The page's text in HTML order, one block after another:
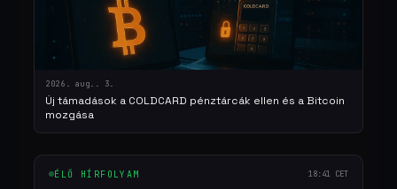
2026. aug.. 3.
Új támadások a COLDCARD pénztárcák ellen és a Bitcoin
mozgása
ÉLŐ HÍRFOLYAM 18:41 CET